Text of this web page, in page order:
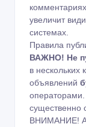
увеличит
системах.
Правила
ВАЖНО! Не
в нескольких
объявлений
существенно
ВНИМАНИЕ!